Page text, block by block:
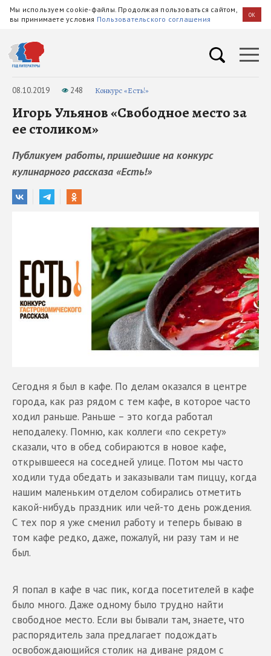
Мы используем cookie-файлы. Продолжая пользоваться сайтом,
вы принимаете условия Пользовательского соглашения OK
08.10.2019 248 Конкурс «Есть!»
Игорь Ульянов «Свободное место за
ее столиком»
Публикуем работы, пришедшие на конкурс
кулинарного рассказа «Есть!»
Сегодня я был в кафе. По делам оказался в центре
города, как раз рядом с тем кафе, в которое часто
ходил раньше. Раньше – это когда работал
неподалеку. Помню, как коллеги «по секрету»
сказали, что в обед собираются в новое кафе,
открывшееся на соседней улице. Потом мы часто
ходили туда обедать и заказывали там пиццу, когда
нашим маленьким отделом собирались отметить
какой-нибудь праздник или чей-то день рождения.
С тех пор я уже сменил работу и теперь бываю в
том кафе редко, даже, пожалуй, ни разу там и не
был.
Я попал в кафе в час пик, когда посетителей в кафе
было много. Даже одному было трудно найти
свободное место. Если вы бывали там, знаете, что
распорядитель зала предлагает подождать
освобождающийся столик на диване рядом с